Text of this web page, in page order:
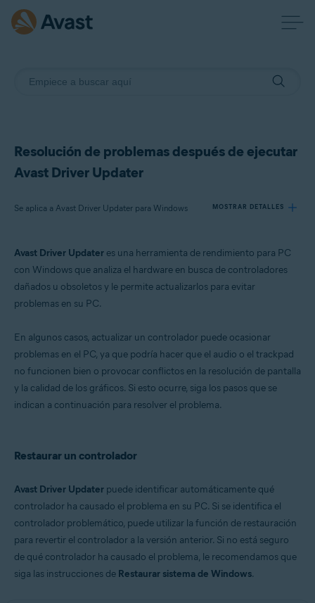
Resolución de problemas después de ejecutar
Avast Driver Updater
Se aplica a Avast Driver Updater para Windows MOSTRAR DETALLES
Sistemas operativos:
Microsoft Windows 10 Home/Pro/Enterprise/Education - 32 o 64 bits
Microsoft Windows 8.1/Pro/Enterprise - 32 o 64 bits
Microsoft Windows 8/Pro/Enterprise - 32 o 64 bits
Premium/Professional/Enterprise/Ultimate - Service Pack 1, 32 o 64 bits
Avast Driver Updater es una herramienta de rendimiento para PC
con Windows que analiza el hardware en busca de controladores
dañados u obsoletos y le permite actualizarlos para evitar
problemas en su PC.
En algunos casos, actualizar un controlador puede ocasionar
problemas en el PC, ya que podría hacer que el audio o el trackpad
no funcionen bien o provocar conflictos en la resolución de pantalla
y la calidad de los gráficos. Si esto ocurre, siga los pasos que se
indican a continuación para resolver el problema.
Restaurar un controlador
Avast Driver Updater puede identificar automáticamente qué
controlador ha causado el problema en su PC. Si se identifica el
controlador problemático, puede utilizar la función de restauración
para revertir el controlador a la versión anterior. Si no está seguro
de qué controlador ha causado el problema, le recomendamos que
siga las instrucciones de Restaurar sistema de Windows.